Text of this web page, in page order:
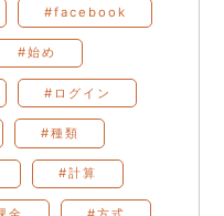
#facebook
#始め
#ログイン
#種類
#計算